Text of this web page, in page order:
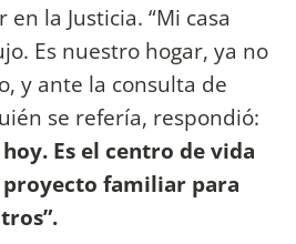
la Justicia. “Mi casa
Es nuestro hogar, ya no
y ante la consulta de
se refería, respondió:
Es el centro de vida
familiar para